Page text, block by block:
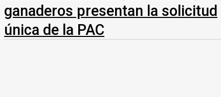
ganaderos presentan la solicitud
única de la PAC